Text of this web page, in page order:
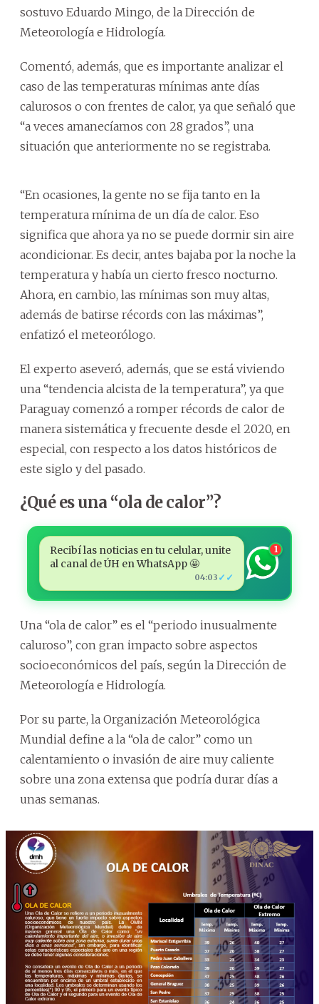
sostuvo Eduardo Mingo, de la Dirección de
Meteorología e Hidrología.
Comentó, además, que es importante analizar el
caso de las temperaturas mínimas ante días
calurosos o con frentes de calor, ya que señaló que
“a veces amanecíamos con 28 grados”, una
situación que anteriormente no se registraba.
“En ocasiones, la gente no se fija tanto en la
temperatura mínima de un día de calor. Eso
significa que ahora ya no se puede dormir sin aire
acondicionar. Es decir, antes bajaba por la noche la
temperatura y había un cierto fresco nocturno.
Ahora, en cambio, las mínimas son muy altas,
además de batirse récords con las máximas”,
enfatizó el meteorólogo.
El experto aseveró, además, que se está viviendo
una “tendencia alcista de la temperatura”, ya que
Paraguay comenzó a romper récords de calor de
manera sistemática y frecuente desde el 2020, en
especial, con respecto a los datos históricos de
este siglo y del pasado.
¿Qué es una “ola de calor”?
Recibí las noticias en tu celular, unite
al canal de ÚH en WhatsApp 🤩
04:03 ✓✓
1
Una “ola de calor” es el “periodo inusualmente
caluroso”, con gran impacto sobre aspectos
socioeconómicos del país, según la Dirección de
Meteorología e Hidrología.
Por su parte, la Organización Meteorológica
Mundial define a la “ola de calor” como un
calentamiento o invasión de aire muy caliente
sobre una zona extensa que podría durar días a
unas semanas.